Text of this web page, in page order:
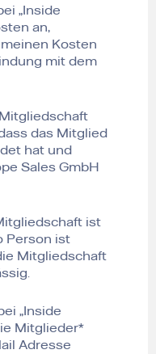
„Inside
an,
Kosten
mit dem
das Mitglied
hat und
Sales GmbH
ist
Person ist
Mitgliedschaft
„Inside
Mitglieder*
Adresse